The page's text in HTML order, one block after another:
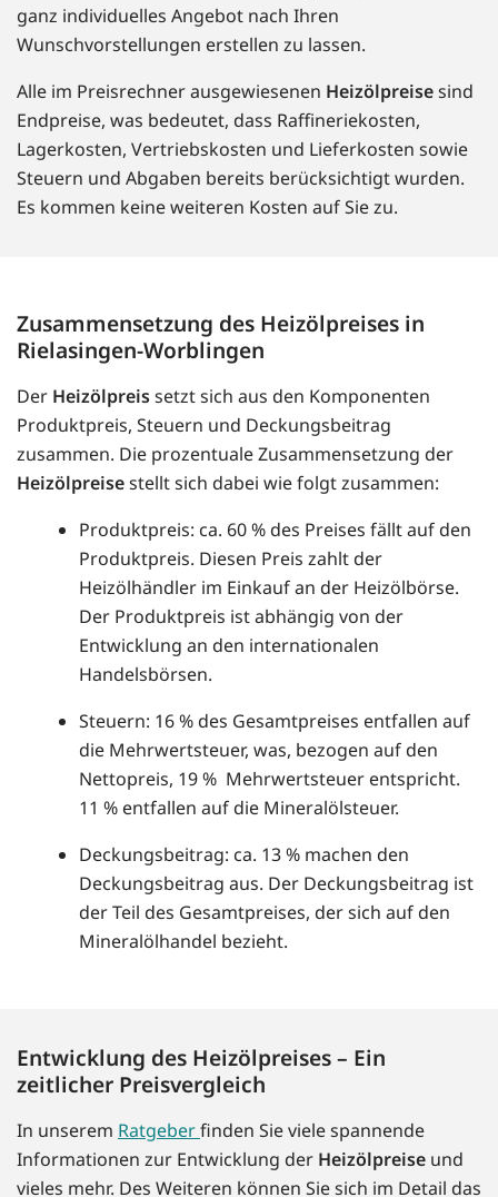
ganz individuelles Angebot nach Ihren
Wunschvorstellungen erstellen zu lassen.
Alle im Preisrechner ausgewiesenen Heizölpreisesind
Endpreise, was bedeutet, dass Raffineriekosten,
Lagerkosten, Vertriebskosten und Lieferkosten sowie
Steuern und Abgaben bereits berücksichtigt wurden.
Es kommen keine weiteren Kosten auf Sie zu.
Zusammensetzung des Heizölpreises in
Rielasingen-Worblingen
Der Heizölpreissetzt sich aus den Komponenten
Produktpreis, Steuern und Deckungsbeitrag
zusammen. Die prozentuale Zusammensetzung der
Heizölpreisestellt sich dabei wie folgt zusammen:
Produktpreis: ca. 60 % des Preises fällt auf den
Produktpreis. Diesen Preis zahlt der
Heizölhändler im Einkauf an der Heizölbörse.
Der Produktpreis ist abhängig von der
Entwicklung an den internationalen
Handelsbörsen.
Steuern: 16 % des Gesamtpreises entfallen auf
die Mehrwertsteuer, was, bezogen auf den
Nettopreis, 19 % Mehrwertsteuer entspricht.
11 % entfallen auf die Mineralölsteuer.
Deckungsbeitrag: ca. 13 % machen den
Deckungsbeitrag aus. Der Deckungsbeitrag ist
der Teil des Gesamtpreises, der sich auf den
Mineralölhandel bezieht.
Entwicklung des Heizölpreises – Ein
zeitlicher Preisvergleich
In unserem Ratgeberfinden Sie viele spannende
Informationen zur Entwicklung der Heizölpreise und
vieles mehr. Des Weiteren können Sie sich im Detail das